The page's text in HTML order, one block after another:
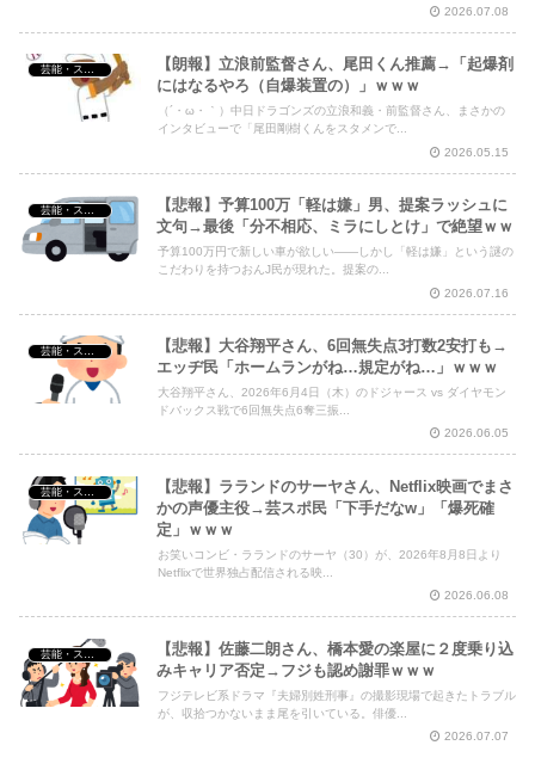
2026.07.08
芸能・スポーツ・Youtuber
【朗報】立浪前監督さん、尾田くん推薦→「起爆剤
にはなるやろ（自爆装置の）」ｗｗｗ
（´・ω・｀）中日ドラゴンズの立浪和義・前監督さん、まさかの
インタビューで「尾田剛樹くんをスタメンで...
2026.05.15
芸能・スポーツ・Youtuber
【悲報】予算100万「軽は嫌」男、提案ラッシュに
文句→最後「分不相応、ミラにしとけ」で絶望ｗｗ
予算100万円で新しい車が欲しい——しかし「軽は嫌」という謎の
こだわりを持つおんJ民が現れた。提案の...
2026.07.16
芸能・スポーツ・Youtuber
【悲報】大谷翔平さん、6回無失点3打数2安打も→
エッヂ民「ホームランがね…規定がね…」ｗｗｗ
大谷翔平さん、2026年6月4日（木）のドジャース vs ダイヤモン
ドバックス戦で6回無失点6奪三振...
2026.06.05
芸能・スポーツ・Youtuber
【悲報】ラランドのサーヤさん、Netflix映画でまさ
かの声優主役→芸スポ民「下手だなw」「爆死確
定」ｗｗｗ
お笑いコンビ・ラランドのサーヤ（30）が、2026年8月8日より
Netflixで世界独占配信される映...
2026.06.08
芸能・スポーツ・Youtuber
【悲報】佐藤二朗さん、橋本愛の楽屋に２度乗り込
みキャリア否定→フジも認め謝罪ｗｗｗ
フジテレビ系ドラマ『夫婦別姓刑事』の撮影現場で起きたトラブル
が、収拾つかないまま尾を引いている。俳優...
2026.07.07